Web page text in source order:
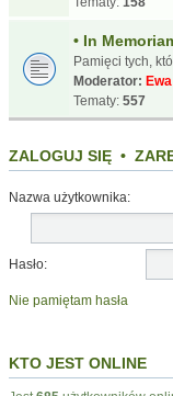
• In
Pamięci tych,
Moderator:
Tematy: 557
ZALOGUJ SIĘ •
Nazwa użytkownika:
Hasło:
Nie pamiętam hasła
KTO JEST ONLINE